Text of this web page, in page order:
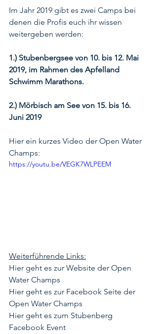
Im Jahr 2019 gibt es zwei Camps bei
denen die Profis euch ihr wissen
weitergeben werden:
1.) Stubenbergsee von 10. bis 12. Mai
2019, im Rahmen des Apfelland
Schwimm Marathons.
2.) Mörbisch am See von 15. bis 16.
Juni 2019
Hier ein kurzes Video der Open Water
Champs:
https://youtu.be/VEGK7WLPEEM
Weiterführende Links:
Hier geht es zur Website der Open
Water Champs
Hier geht es zur Facebook Seite der
Open Water Champs
Hier geht es zum Stubenberg
Facebook Event